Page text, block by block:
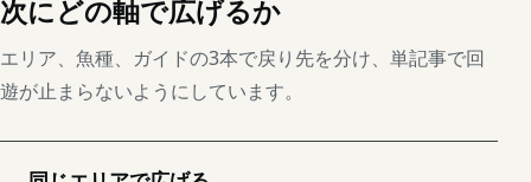
次にどの軸で広げるか
エリア、魚種、ガイドの3本で戻り先を分け、単記事で回
遊が止まらないようにしています。